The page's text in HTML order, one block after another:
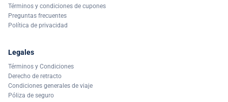
Términos y condiciones de cupones
Preguntas frecuentes
Política de privacidad
Legales
Términos y Condiciones
Derecho de retracto
Condiciones generales de viaje
Póliza de seguro